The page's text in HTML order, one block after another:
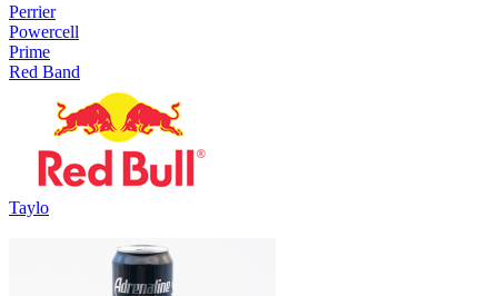
Perrier
Powercell
Prime
Red Band
Taylo